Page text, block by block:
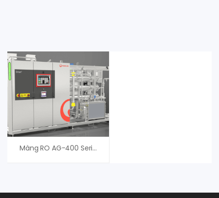
Màng RO AG-400 Series AG HR – Veolia (Suez)